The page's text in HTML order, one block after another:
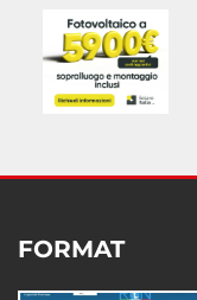
FORMAT